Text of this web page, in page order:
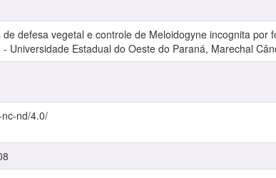
defesa vegetal e controle de Meloidogyne incognita
Universidade Estadual do Oeste do Paraná, Marechal
nd/4.0/